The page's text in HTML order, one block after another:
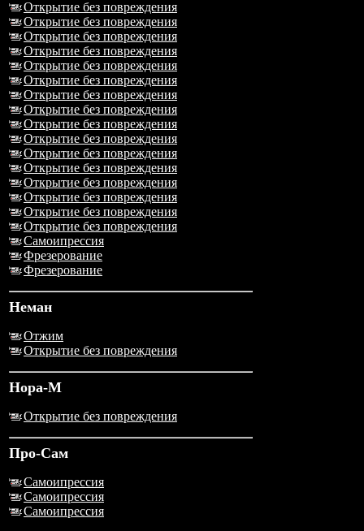
Открытие без повреждения
Открытие без повреждения
Открытие без повреждения
Открытие без повреждения
Открытие без повреждения
Открытие без повреждения
Открытие без повреждения
Открытие без повреждения
Открытие без повреждения
Открытие без повреждения
Открытие без повреждения
Открытие без повреждения
Открытие без повреждения
Открытие без повреждения
Открытие без повреждения
Открытие без повреждения
Самоипрессия
Фрезерование
Фрезерование
Неман
Отжим
Открытие без повреждения
Нора-М
Открытие без повреждения
Про-Сам
Самоипрессия
Самоипрессия
Самоипрессия